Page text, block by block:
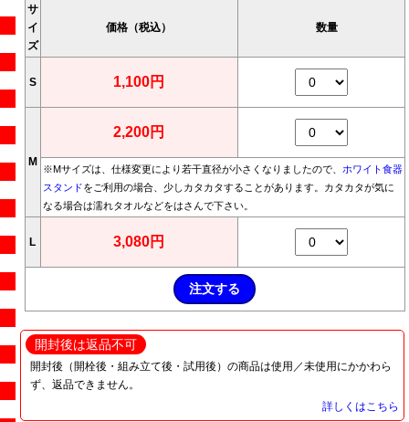
サ
イ
ズ
価格（税込） 数量
S 1,100円
M
2,200円
※Mサイズは、仕様変更により若干直径が小さくなりましたので、
ホワイト食器
スタンドをご利用の場合、少しカタカタすることがあります。カタカタが気に
なる場合は濡れタオルなどをはさんで下さい。
L 3,080円
開封後は返品不可
開封後（開栓後・組み立て後・試用後）の商品は使用／未使用にかかわら
ず、返品できません。
詳しくはこちら